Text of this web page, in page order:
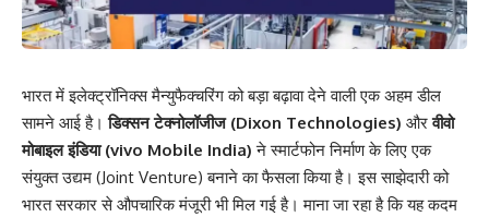
भारत में इलेक्ट्रॉनिक्स मैन्युफैक्चरिंग को बड़ा बढ़ावा देने वाली एक अहम डील
सामने आई है।डिक्सन टेक्नोलॉजीज (Dixon Technologies) औरवीवो
मोबाइल इंडिया (vivo Mobile India) ने स्मार्टफोन निर्माण के लिए एक
संयुक्त उद्यम (Joint Venture) बनाने का फैसला किया है। इस साझेदारी को
भारत सरकार से औपचारिक मंजूरी भी मिल गई है। माना जा रहा है कि यह कदम